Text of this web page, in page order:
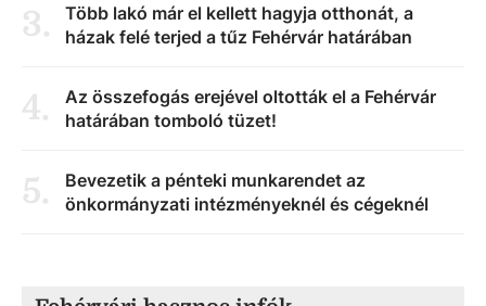
3.
Több lakó már el kellett hagyja otthonát, a
házak felé terjed a tűz Fehérvár határában
4.
Az összefogás erejével oltották el a Fehérvár
határában tomboló tüzet!
5.
Bevezetik a pénteki munkarendet az
önkormányzati intézményeknél és cégeknél